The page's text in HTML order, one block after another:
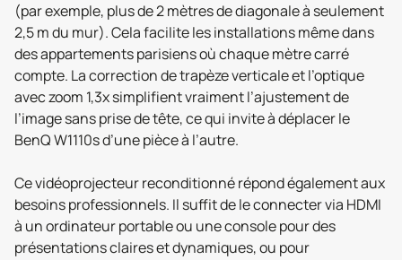
(par exemple, plus de 2 mètres de diagonale à seulement
2,5 m du mur). Cela facilite les installations même dans
des appartements parisiens où chaque mètre carré
compte. La correction de trapèze verticale et l’optique
avec zoom 1,3x simplifient vraiment l’ajustement de
l’image sans prise de tête, ce qui invite à déplacer le
BenQ W1110s d’une pièce à l’autre.
Ce vidéoprojecteur reconditionné répond également aux
besoins professionnels. Il suffit de le connecter via HDMI
à un ordinateur portable ou une console pour des
présentations claires et dynamiques, ou pour